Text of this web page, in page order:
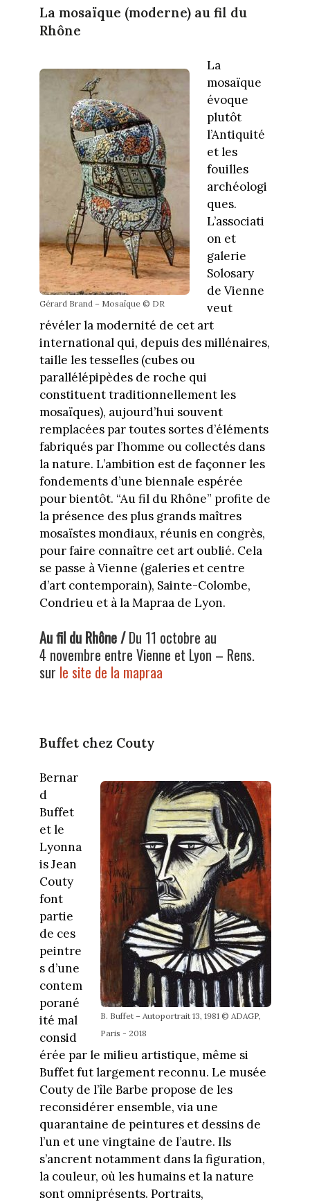
La mosaïque (moderne) au fil du
Rhône
Gérard Brand – Mosaïque © DR
La
mosaïque
évoque
plutôt
l’Antiquité
et les
fouilles
archéologi
ques.
L’associati
on et
galerie
Solosary
de Vienne
veut
révéler la modernité de cet art
international qui, depuis des millénaires,
taille les tesselles (cubes ou
parallélépipèdes de roche qui
constituent traditionnellement les
mosaïques), aujourd’hui souvent
remplacées par toutes sortes d’éléments
fabriqués par l’homme ou collectés dans
la nature. L’ambition est de façonner les
fondements d’une biennale espérée
pour bientôt. “Au fil du Rhône” profite de
la présence des plus grands maîtres
mosaïstes mondiaux, réunis en congrès,
pour faire connaître cet art oublié. Cela
se passe à Vienne (galeries et centre
d’art contemporain), Sainte-Colombe,
Condrieu et à la Mapraa de Lyon.
Au fil du Rhône /Du 11 octobre au
4 novembre entre Vienne et Lyon – Rens.
sur le site de la mapraa
Buffet chez Couty
B. Buffet – Autoportrait 13, 1981 © ADAGP,
Paris - 2018
Bernar
d
Buffet
et le
Lyonna
is Jean
Couty
font
partie
de ces
peintre
s d’une
contem
porané
ité mal
consid
érée par le milieu artistique, même si
Buffet fut largement reconnu. Le musée
Couty de l’île Barbe propose de les
reconsidérer ensemble, via une
quarantaine de peintures et dessins de
l’un et une vingtaine de l’autre. Ils
s’ancrent notamment dans la figuration,
la couleur, où les humains et la nature
sont omniprésents. Portraits,